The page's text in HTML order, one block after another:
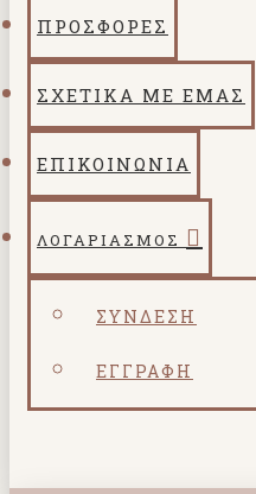
ΠΡΟΣΦΟΡΕΣ
ΣΧΕΤΙΚΑ ΜΕ ΕΜΑΣ
ΕΠΙΚΟΙΝΩΝΙΑ
ΛΟΓΑΡΙΑΣΜΌΣ
ΣΎΝΔΕΣΗ
ΕΓΓΡΑΦΉ